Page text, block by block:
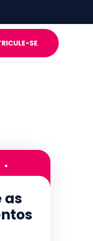
SE
as